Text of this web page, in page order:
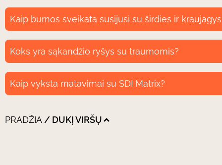
Kaip burnos sveikata susijusi su širdies ir
Koks yra sąkandžio ryšys su traumomis?
Kaip vyksta matavimai su SDI Matrix?
PRADŽIA / DUKĮ VIRŠŲ